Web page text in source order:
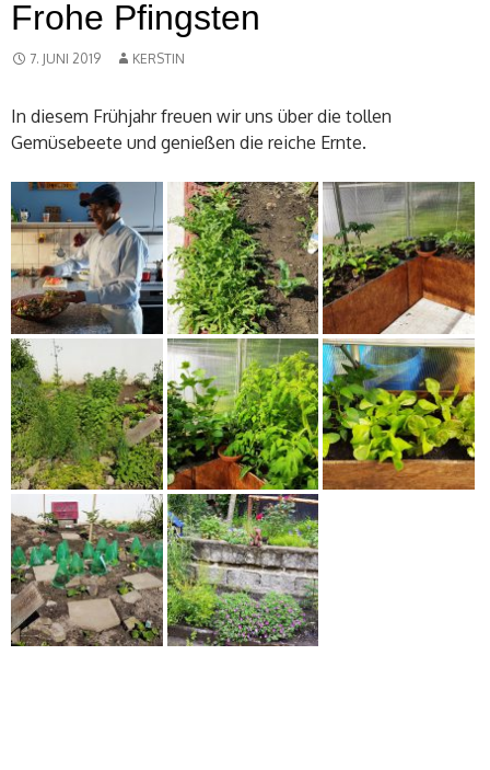
Frohe Pfingsten
7. JUNI 2019 KERSTIN
In diesem Frühjahr freuen wir uns über die tollen
Gemüsebeete und genießen die reiche Ernte.